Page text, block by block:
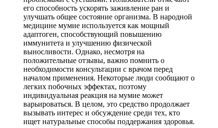
его способность ускорять заживление ран и
улучшать общее состояние организма. В народной
медицине мумие используется как мощный
адаптоген, способствующий повышению
иммунитета и улучшению физической
выносливости. Однако, несмотря на
положительные отзывы, важно помнить о
необходимости консультации с врачом перед
началом применения. Некоторые люди сообщают о
легких побочных эффектах, поэтому
индивидуальная реакция на мумие может
варьироваться. В целом, это средство продолжает
вызывать интерес и обсуждение среди тех, кто
ищет натуральные способы поддержания здоровья.